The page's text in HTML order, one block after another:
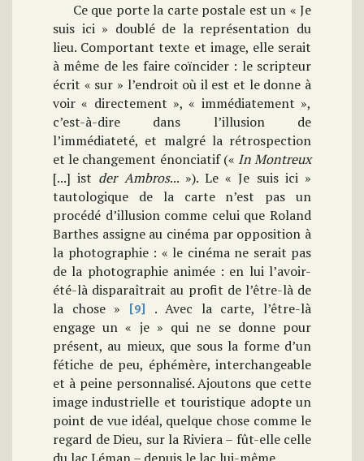
Ce que porte la carte postale est un « Je
suis ici » doublé de la représentation du
lieu. Comportant texte et image, elle serait
à même de les faire coïncider : le scripteur
écrit « sur » l’endroit où il est et le donne à
voir « directement », « immédiatement »,
c’est-à-dire dans l’illusion de
l’immédiateté, et malgré la rétrospection
et le changement énonciatif (« In Montreux
[...] ist der Ambros... »). Le « Je suis ici »
tautologique de la carte n’est pas un
procédé d’illusion comme celui que Roland
Barthes assigne au cinéma par opposition à
la photographie : « le cinéma ne serait pas
de la photographie animée : en lui l’avoir-
été-là disparaîtrait au profit de l’être-là de
la chose »
[9]
. Avec la carte, l’être-là
engage un « je » qui ne se donne pour
présent, au mieux, que sous la forme d’un
fétiche de peu, éphémère, interchangeable
et à peine personnalisé. Ajoutons que cette
image industrielle et touristique adopte un
point de vue idéal, quelque chose comme le
regard de Dieu, sur la Riviera – fût-elle celle